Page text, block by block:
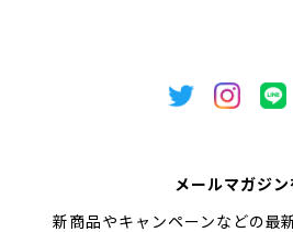
メールマガジ
新商品やキャンペーンなどの最